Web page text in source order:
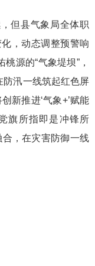
但县气象局全体职
，动态调整预警响
源的“气象堤坝”，
防汛一线筑起红色屏
新推进‘气象+’赋能
旗所指即是冲锋所
合，在灾害防御一线